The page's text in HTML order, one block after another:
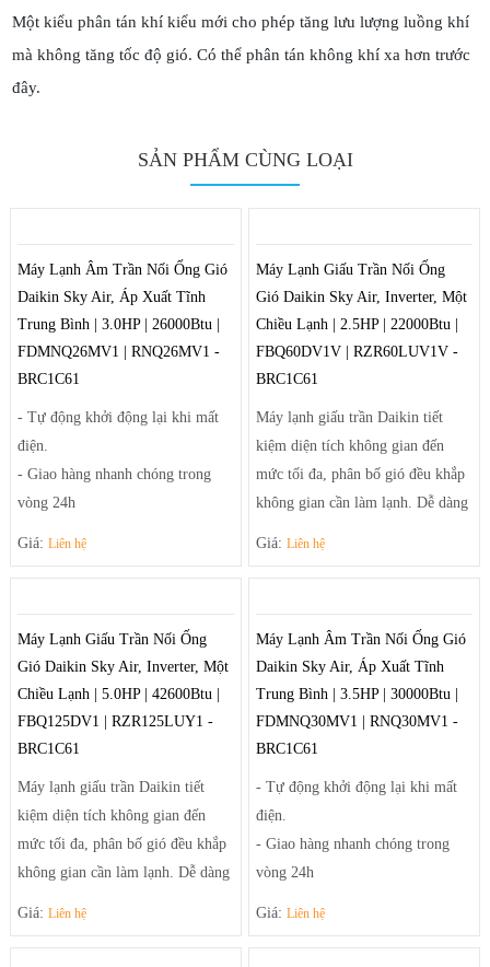
Một kiểu phân tán khí kiểu mới cho phép tăng lưu lượng luồng khí
mà không tăng tốc độ gió. Có thể phân tán không khí xa hơn trước
đây.
SẢN PHẨM CÙNG LOẠI
Máy Lạnh Âm Trần Nối Ống Gió
Daikin Sky Air, Áp Xuất Tĩnh
Trung Bình | 3.0HP | 26000Btu |
FDMNQ26MV1 | RNQ26MV1 -
BRC1C61
- Tự động khởi động lại khi mất
điện.
- Giao hàng nhanh chóng trong
vòng 24h
hợp với các căn phòng nhỏ gọn và
vừa.
- Sưởi ấm và làm lạnh nhanh
chóng
Giá:Liên hệ
Máy Lạnh Giấu Trần Nối Ống
Gió Daikin Sky Air, Inverter, Một
Chiều Lạnh | 2.5HP | 22000Btu |
FBQ60DV1V | RZR60LUV1V -
BRC1C61
Máy lạnh giấu trần Daikin tiết
kiệm diện tích không gian đến
mức tối đa, phân bố gió đều khắp
không gian cần làm lạnh. Dễ dàng
giúp điều tiết luồng gió ra khỏi
máy theo luồng tối ưu và trải rộng
để khí mát có thể đến tận những
góc phòng xa nhất.
Giá: Liên hệ
Máy Lạnh Giấu Trần Nối Ống
Gió Daikin Sky Air, Inverter, Một
Chiều Lạnh | 5.0HP | 42600Btu |
FBQ125DV1 | RZR125LUY1 -
BRC1C61
Máy lạnh giấu trần Daikin tiết
kiệm diện tích không gian đến
mức tối đa, phân bố gió đều khắp
không gian cần làm lạnh. Dễ dàng
Giá:Liên hệ
Máy Lạnh Âm Trần Nối Ống Gió
Daikin Sky Air, Áp Xuất Tĩnh
Trung Bình | 3.5HP | 30000Btu |
FDMNQ30MV1 | RNQ30MV1 -
BRC1C61
- Tự động khởi động lại khi mất
điện.
- Giao hàng nhanh chóng trong
vòng 24h
Giá: Liên hệ